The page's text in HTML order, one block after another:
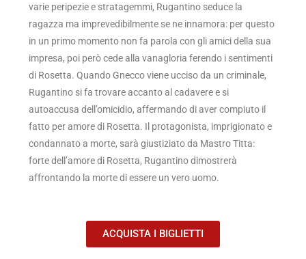
varie peripezie e stratagemmi, Rugantino seduce la
ragazza ma imprevedibilmente se ne innamora: per questo
in un primo momento non fa parola con gli amici della sua
impresa, poi però cede alla vanagloria ferendo i sentimenti
di Rosetta. Quando Gnecco viene ucciso da un criminale,
Rugantino si fa trovare accanto al cadavere e si
autoaccusa dell’omicidio, affermando di aver compiuto il
fatto per amore di Rosetta. Il protagonista, imprigionato e
condannato a morte, sarà giustiziato da Mastro Titta:
forte dell’amore di Rosetta, Rugantino dimostrerà
affrontando la morte di essere un vero uomo.
ACQUISTA I BIGLIETTI